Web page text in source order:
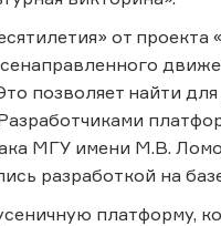
от проекта
позволяет найти
МГУ имени М.В.
разработкой на
платформу,